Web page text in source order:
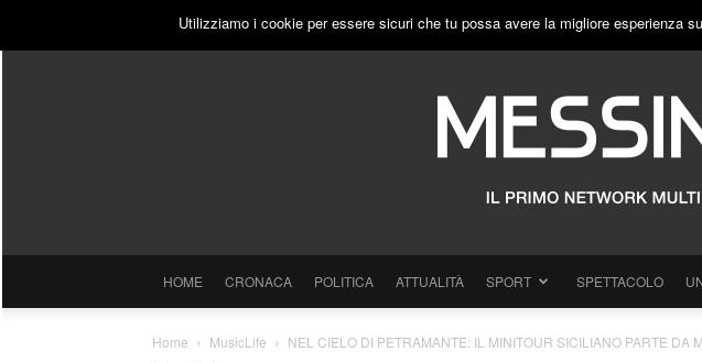
VENERDÌ, 7 AGOSTO 2026 PUBBLICITÀ
HOME CRONACA POLITICA ATTUALITÀ SPORT SPETTACOLO
Home MusicLife NEL CIELO DI PETRAMANTE: IL MINITOUR SICILIANO PARTE DA
Utilizziamo i cookie per essere sicuri che tu possa avere la migliore esperienza